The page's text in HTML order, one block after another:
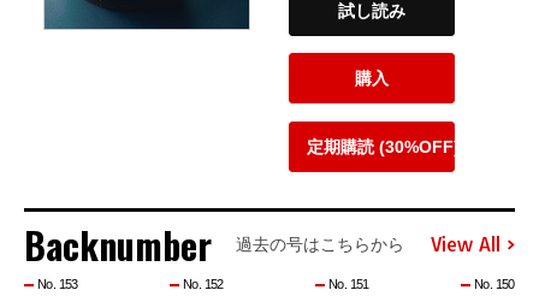
試し読み
購入
定期購読 (30%OFF)
Backnumber 過去の号はこちらから View All
No. 153 No. 152 No. 151 No. 150